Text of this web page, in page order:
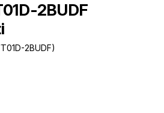
2BUDF
2BUDF)